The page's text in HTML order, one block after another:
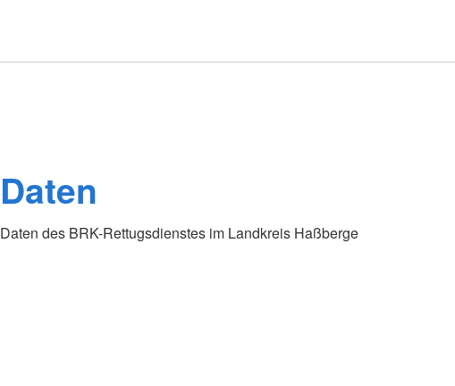
Daten
Daten des BRK-Rettugsdienstes im Landkreis Haßberge